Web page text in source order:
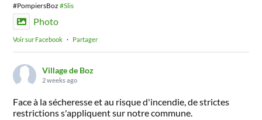
#PompiersBoz#Slis
Photo
Voir sur Facebook · Partager
Village de Boz
2 weeks ago
Face à la sécheresse et au risque d'incendie, de strictes
restrictions s'appliquent sur notre commune.